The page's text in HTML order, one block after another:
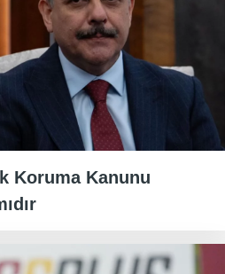
Koruma Kanunu